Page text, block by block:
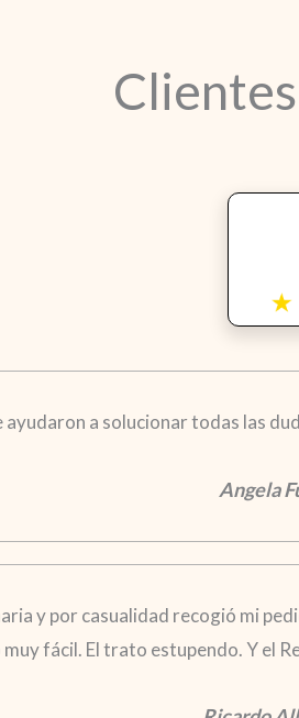
a solucionar todas las
Angela
y por casualidad recogió mi
muy fácil. El trato estupendo. Y